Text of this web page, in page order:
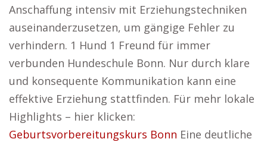
Anschaffung intensiv mit Erziehungstechniken
auseinanderzusetzen, um gängige Fehler zu
verhindern. 1 Hund 1 Freund für immer
verbunden Hundeschule Bonn. Nur durch klare
und konsequente Kommunikation kann eine
effektive Erziehung stattfinden. Für mehr lokale
Highlights – hier klicken:
Geburtsvorbereitungskurs Bonn Eine deutliche